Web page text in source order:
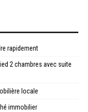
rapidement
2 chambres avec suite
locale
immobilier